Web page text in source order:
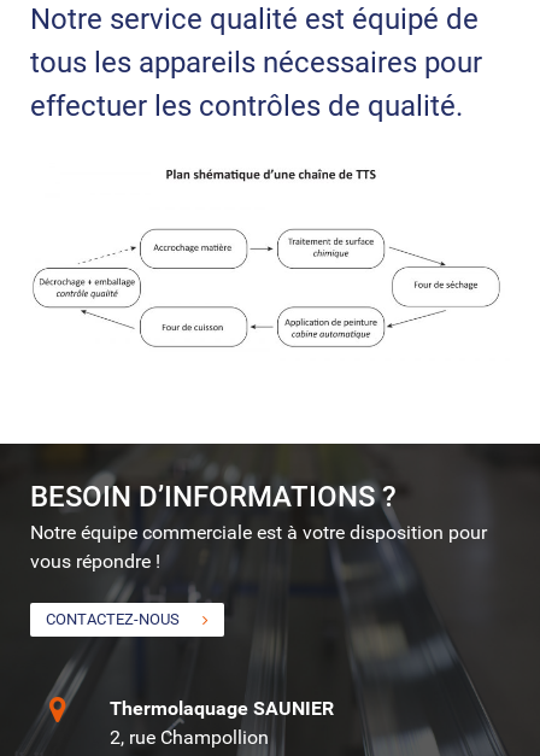
Notre service qualité est équipé de
tous les appareils nécessaires pour
effectuer les contrôles de qualité.
BESOIN D’INFORMATIONS ?
Notre équipe commerciale est à votre disposition pour
vous répondre !
CONTACTEZ-NOUS
Thermolaquage SAUNIER
2, rue Champollion